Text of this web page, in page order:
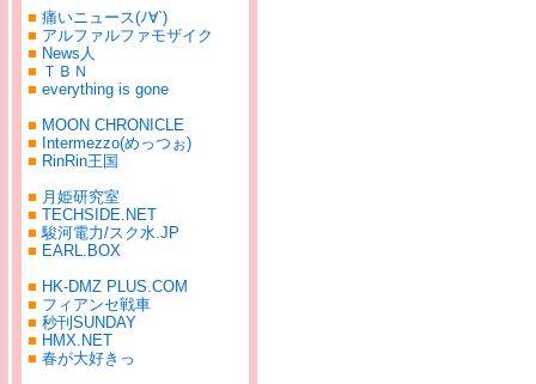
■ 痛いニュース(ﾉ∀`)
■ アルファルファモザイク
■ News人
■ ＴＢＮ
■ everything is gone
■ MOON CHRONICLE
■ Intermezzo(めっつぉ)
■ RinRin王国
■ 月姫研究室
■ TECHSIDE.NET
■駿河電力/スク水.JP
■ EARL.BOX
■ HK-DMZ PLUS.COM
■ フィアンセ戦車
■ 秒刊SUNDAY
■ HMX.NET
■ 春が大好きっ